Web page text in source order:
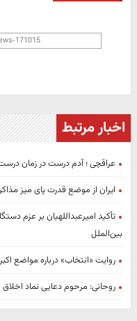
اخبار مرتبط
عراقچی ؛ آدم درست در زمان
ایران از موضع قدرت پای میز
تأکید امیرعبداللهیان بر عزم
بین‌الملل
روایت «انتخاب» درباره مواضع
روحانی: مرحوم دعایی نماد اخلاق